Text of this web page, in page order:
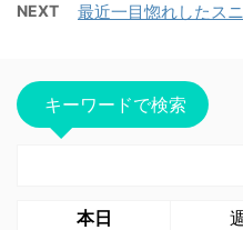
NEXT 最近一目惚れしたス
キーワードで検索
本日